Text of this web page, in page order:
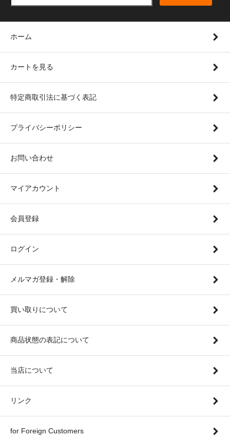
ホーム
カートを見る
特定商取引法に基づく表記
プライバシーポリシー
お問い合わせ
マイアカウント
会員登録
ログイン
メルマガ登録・解除
買い取りについて
商品状態の表記について
当店について
リンク
for Foreign Customers